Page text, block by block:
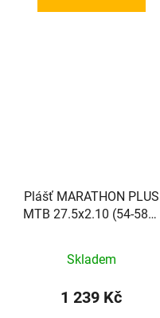
Plášť MARATHON PLUS
MTB 27.5x2.10 (54-584)
Skladem
1 239 Kč